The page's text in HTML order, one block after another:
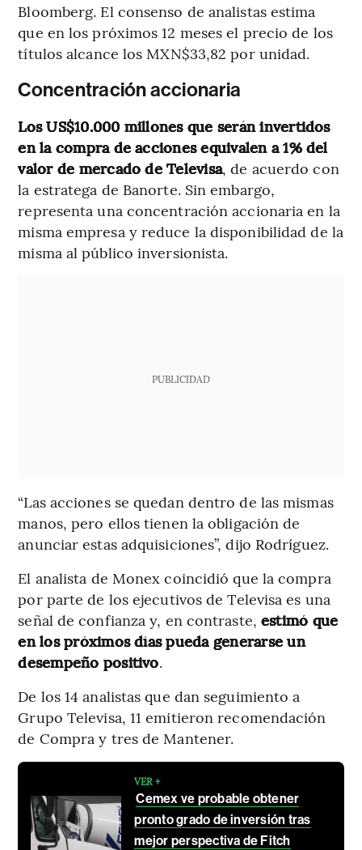
Bloomberg. El consenso de analistas estima
que en los próximos 12 meses el precio de los
títulos alcance los MXN$33,82 por unidad.
Concentración accionaria
Los US$10.000 millones que serán invertidos
en la compra de acciones equivalen a 1% del
valor de mercado de Televisa, de acuerdo con
la estratega de Banorte. Sin embargo,
representa una concentración accionaria en la
misma empresa y reduce la disponibilidad de la
misma al público inversionista.
PUBLICIDAD
“Las acciones se quedan dentro de las mismas
manos, pero ellos tienen la obligación de
anunciar estas adquisiciones”, dijo Rodríguez.
El analista de Monex coincidió que la compra
por parte de los ejecutivos de Televisa es una
señal de confianza y, en contraste, estimó que
en los próximos días pueda generarse un
desempeño positivo.
De los 14 analistas que dan seguimiento a
Grupo Televisa, 11 emitieron recomendación
de Compra y tres de Mantener.
VER +
Cemex ve probable obtener
pronto grado de inversión tras
mejor perspectiva de Fitch